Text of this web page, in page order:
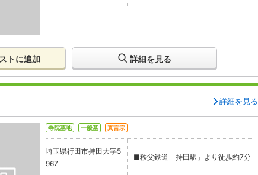
トに追加 詳細を見る
詳細を見る
寺院墓地 一般墓 真言宗
埼玉県行田市持田大字5
967
■秩父鉄道「持田駅」より徒歩約7分